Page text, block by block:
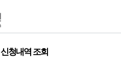
신청내역 조회